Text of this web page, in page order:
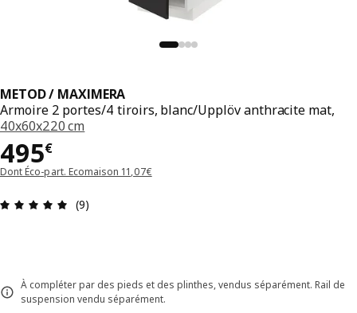
METOD / MAXIMERA
Armoire 2 portes/4 tiroirs, blanc/Upplöv anthracite mat,
40x60x220 cm
495€
Prix 495€
Dont Éco-part. Ecomaison 11,07€
Avis: 4.9 sur 5 étoiles Nombre total d'avis: 9
(9)
À compléter par des pieds et des plinthes, vendus séparément. Rail de
suspension vendu séparément.